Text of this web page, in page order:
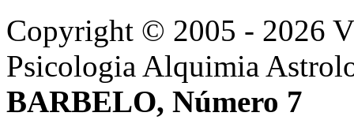
Copyright © 2005 - 2026
Psicologia Alquimia
BARBELO, Número 7